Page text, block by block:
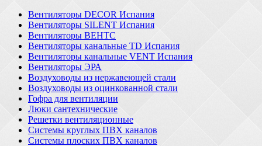
Вентиляторы DECOR Испания
Вентиляторы SILENT Испания
Вентиляторы ВЕНТС
Вентиляторы канальные TD Испания
Вентиляторы канальные VENT Испания
Вентиляторы ЭРА
Воздуховоды из нержавеющей стали
Воздуховоды из оцинкованной стали
Гофра для вентиляции
Люки сантехнические
Решетки вентиляционные
Системы круглых ПВХ каналов
Системы плоских ПВХ каналов